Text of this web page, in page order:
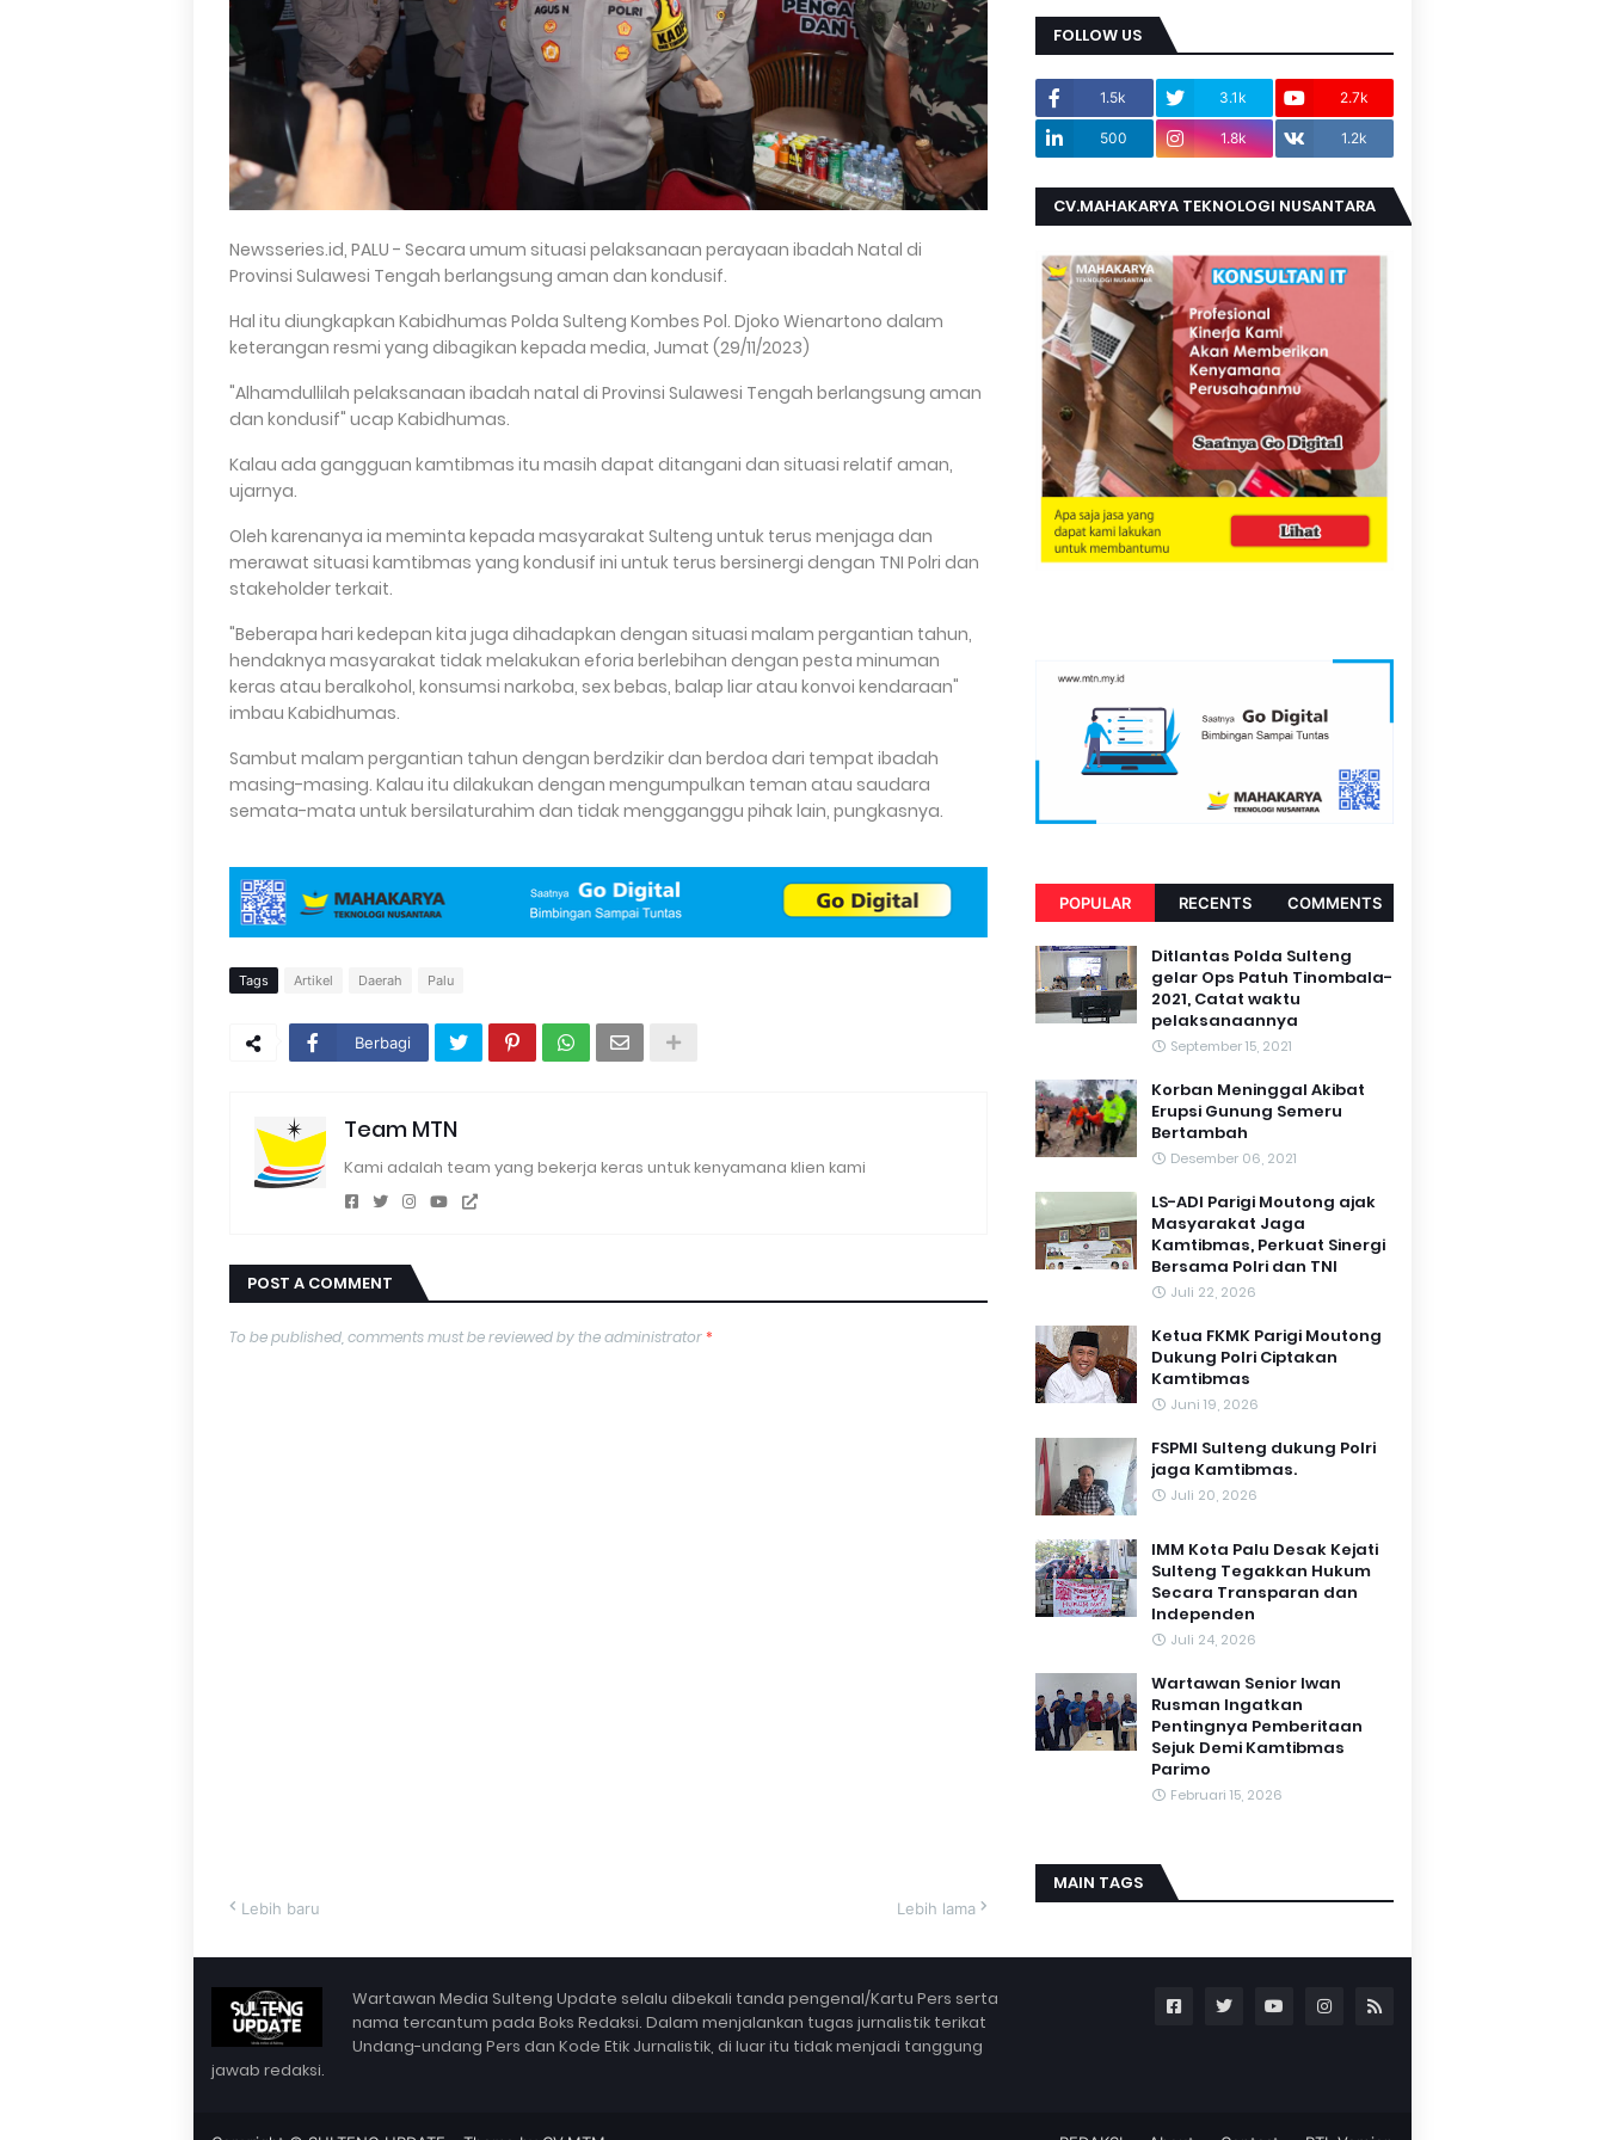
Newsseries.id, PALU - Secara umum situasi pelaksanaan perayaan ibadah Natal di
Provinsi Sulawesi Tengah berlangsung aman dan kondusif.
Hal itu diungkapkan Kabidhumas Polda Sulteng Kombes Pol. Djoko Wienartono dalam
keterangan resmi yang dibagikan kepada media, Jumat (29/11/2023)
"Alhamdullilah pelaksanaan ibadah natal di Provinsi Sulawesi Tengah berlangsung aman
dan kondusif" ucap Kabidhumas.
Kalau ada gangguan kamtibmas itu masih dapat ditangani dan situasi relatif aman,
ujarnya.
Oleh karenanya ia meminta kepada masyarakat Sulteng untuk terus menjaga dan
merawat situasi kamtibmas yang kondusif ini untuk terus bersinergi dengan TNI Polri dan
stakeholder terkait.
"Beberapa hari kedepan kita juga dihadapkan dengan situasi malam pergantian tahun,
hendaknya masyarakat tidak melakukan eforia berlebihan dengan pesta minuman
keras atau beralkohol, konsumsi narkoba, sex bebas, balap liar atau konvoi kendaraan"
imbau Kabidhumas.
Sambut malam pergantian tahun dengan berdzikir dan berdoa dari tempat ibadah
masing-masing. Kalau itu dilakukan dengan mengumpulkan teman atau saudara
semata-mata untuk bersilaturahim dan tidak mengganggu pihak lain, pungkasnya.
Tags Artikel Daerah Palu
Berbagi
Team MTN
Kami adalah team yang bekerja keras untuk kenyamana klien kami
POST A COMMENT
To be published, comments must be reviewed by the administrator*
Lebih baru Lebih lama
FOLLOW US
1.5k 3.1k 2.7k
500 1.8k 1.2k
CV.MAHAKARYA TEKNOLOGI NUSANTARA
POPULAR RECENTS COMMENTS
Ditlantas Polda Sulteng
gelar Ops Patuh Tinombala-
2021, Catat waktu
pelaksanaannya
September 15, 2021
Korban Meninggal Akibat
Erupsi Gunung Semeru
Bertambah
Desember 06, 2021
LS-ADI Parigi Moutong ajak
Masyarakat Jaga
Kamtibmas, Perkuat Sinergi
Bersama Polri dan TNI
Juli 22, 2026
Ketua FKMK Parigi Moutong
Dukung Polri Ciptakan
Kamtibmas
Juni 19, 2026
FSPMI Sulteng dukung Polri
jaga Kamtibmas.
Juli 20, 2026
IMM Kota Palu Desak Kejati
Sulteng Tegakkan Hukum
Secara Transparan dan
Independen
Juli 24, 2026
Wartawan Senior Iwan
Rusman Ingatkan
Pentingnya Pemberitaan
Sejuk Demi Kamtibmas
Parimo
Februari 15, 2026
MAIN TAGS
Wartawan Media Sulteng Update selalu dibekali tanda pengenal/Kartu Pers serta
nama tercantum pada Boks Redaksi. Dalam menjalankan tugas jurnalistik terikat
Undang-undang Pers dan Kode Etik Jurnalistik, di luar itu tidak menjadi tanggung
jawab redaksi.